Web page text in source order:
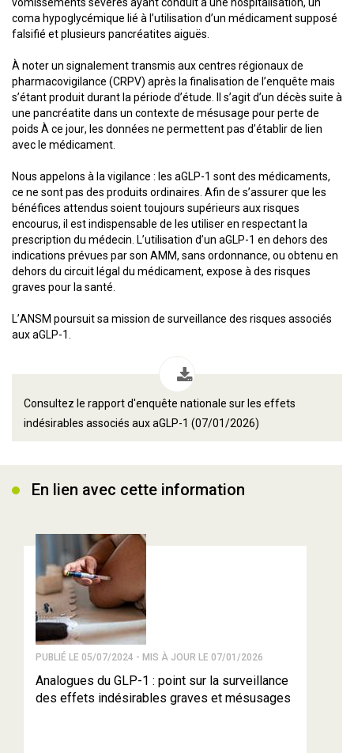
coma hypoglycémique lié à l’utilisation d’un médicament supposé
falsifié et plusieurs pancréatites aiguës.
À noter un signalement transmis aux centres régionaux de
pharmacovigilance (CRPV) après la finalisation de l’enquête mais
s’étant produit durant la période d’étude. Il s’agit d’un décès suite à
une pancréatite dans un contexte de mésusage pour perte de
poids À ce jour, les données ne permettent pas d’établir de lien
avec le médicament.
Nous appelons à la vigilance : les aGLP-1 sont des médicaments,
ce ne sont pas des produits ordinaires. Afin de s’assurer que les
bénéfices attendus soient toujours supérieurs aux risques
encourus, il est indispensable de les utiliser en respectant la
prescription du médecin. L’utilisation d’un aGLP-1 en dehors des
indications prévues par son AMM, sans ordonnance, ou obtenu en
dehors du circuit légal du médicament, expose à des risques
graves pour la santé.
L’ANSM poursuit sa mission de surveillance des risques associés
aux aGLP-1.
Consultez le rapport d'enquête nationale sur les effets
indésirables associés aux aGLP-1 (07/01/2026)
En lien avec cette information
PUBLIÉ LE 05/07/2024 - MIS À JOUR LE 07/01/2026
Analogues du GLP-1 : point sur la surveillance
des effets indésirables graves et mésusages